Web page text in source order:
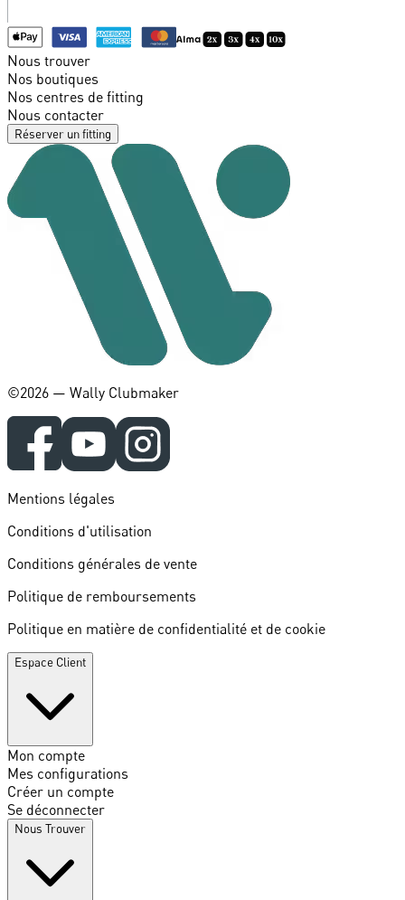
Nous trouver
Nos boutiques
Nos centres de fitting
Nous contacter
Réserver un fitting
©️2026 — Wally Clubmaker
Mentions légales
Conditions d'utilisation
Conditions générales de vente
Politique de remboursements
Politique en matière de confidentialité et de cookie
Espace Client
Mon compte
Mes configurations
Créer un compte
Se déconnecter
Nous Trouver